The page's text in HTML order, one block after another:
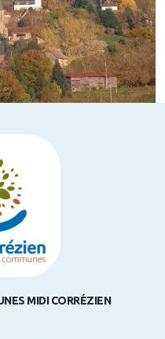
MIDI CORRÉZIEN